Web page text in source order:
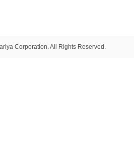
Corporation. All Rights Reserved.